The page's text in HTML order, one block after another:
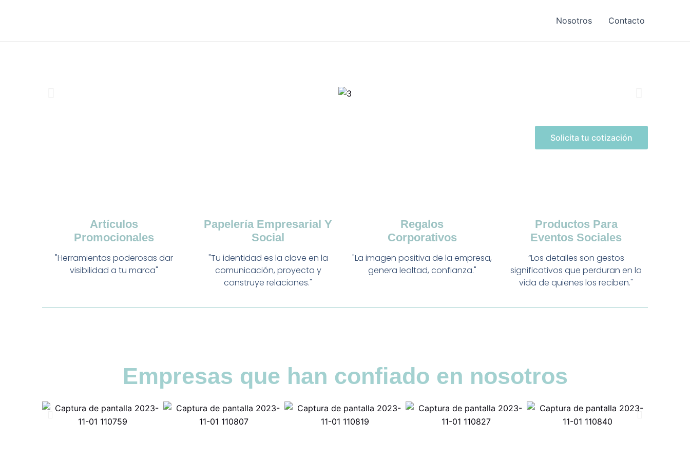
Nosotros Contacto
Solicita tu cotización
Artículos
Promocionales
"Herramientas poderosas dar
visibilidad a tu marca"
Papelería Empresarial Y
Social
"Tu identidad es la clave en la
comunicación, proyecta y
construye relaciones."
Regalos
Corporativos
"La imagen positiva de la empresa,
genera lealtad, confianza."
Productos Para
Eventos Sociales
“Los detalles son gestos
significativos que perduran en la
vida de quienes los reciben."
Empresas que han confiado en nosotros